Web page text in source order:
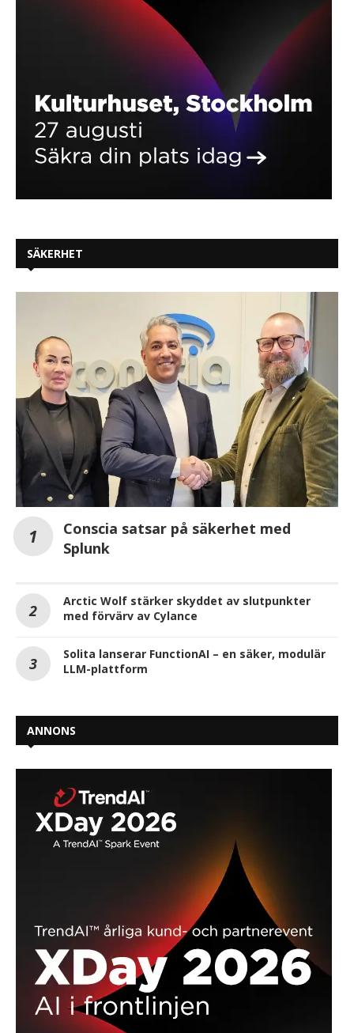
SÄKERHET
Conscia satsar på säkerhet med
Splunk
Arctic Wolf stärker skyddet av slutpunkter
med förvärv av Cylance
Solita lanserar FunctionAI – en säker, modulär
LLM-plattform
ANNONS